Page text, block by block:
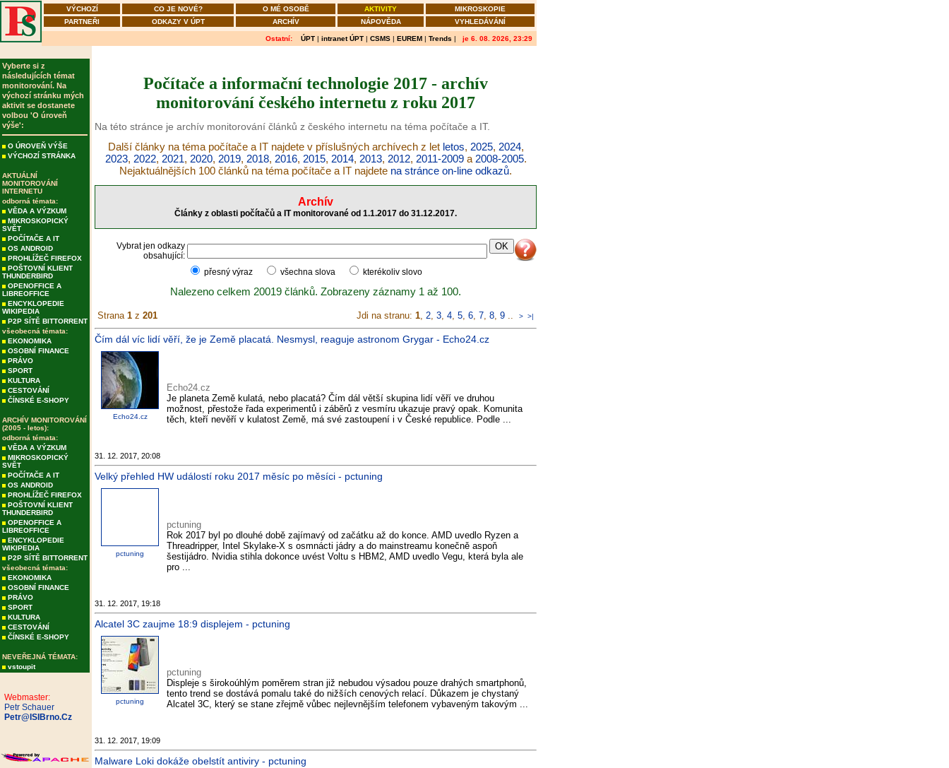
VÝCHOZÍ CO JE NOVÉ? O MÉ OSOBĚ AKTIVITY
MIKROSKOPIE
PARTNEŘI
ODKAZY V ÚPT ARCHÍV NÁPOVĚDA VYHLEDÁVÁNÍ
Ostatní: ÚPT | intranet ÚPT | CSMS | EUREM | Trends | je 6. 08. 2026, 23:29
Vyberte si z
následujících témat
monitorování. Na
výchozí stránku mých
aktivit se dostanete
volbou 'O úroveň
výše':
O ÚROVEŇ VÝŠE
VÝCHOZÍ STRÁNKA
AKTUÁLNÍ
MONITOROVÁNÍ
INTERNETU
odborná témata:
VĚDA A VÝZKUM
MIKROSKOPICKÝ
SVĚT
POČÍTAČE A IT
OS ANDROID
PROHLÍŽEČ FIREFOX
POŠTOVNÍ KLIENT
THUNDERBIRD
OPENOFFICE A
LIBREOFFICE
ENCYKLOPEDIE
WIKIPEDIA
P2P SÍTĚ BITTORRENT
všeobecná témata:
EKONOMIKA
OSOBNÍ FINANCE
PRÁVO
SPORT
KULTURA
CESTOVÁNÍ
ČÍNSKÉ E-SHOPY
ARCHÍV MONITOROVÁNÍ
(2005 - letos):
odborná témata:
VĚDA A VÝZKUM
MIKROSKOPICKÝ
SVĚT
POČÍTAČE A IT
OS ANDROID
PROHLÍŽEČ FIREFOX
POŠTOVNÍ KLIENT
THUNDERBIRD
OPENOFFICE A
LIBREOFFICE
ENCYKLOPEDIE
WIKIPEDIA
P2P SÍTĚ BITTORRENT
všeobecná témata:
EKONOMIKA
OSOBNÍ FINANCE
PRÁVO
SPORT
KULTURA
CESTOVÁNÍ
ČÍNSKÉ E-SHOPY
NEVEŘEJNÁ TÉMATA:
vstoupit
Webmaster:
Petr Schauer
Petr@ISIBrno.Cz
Počítače a informační technologie 2017 - archív
monitorování českého internetu z roku 2017
Na této stránce je archív monitorování článků z českého internetu na téma počítače a IT.
Další články na téma počítače a IT najdete v příslušných archívech z let letos, 2025, 2024,
2023, 2022, 2021, 2020, 2019, 2018, 2016, 2015, 2014, 2013, 2012, 2011-2009a 2008-2005.
Nejaktuálnějších 100 článků na téma počítače a IT najdete na stránce on-line odkazů.
Archív
Články z oblasti počítačů a IT monitorované od 1.1.2017 do 31.12.2017.
Vybrat jen odkazy
obsahující:
přesný výraz
všechna slova kterékoliv slovo
Nalezeno celkem 20019 článků. Zobrazeny záznamy 1 až 100.
Strana 1 z 201 Jdi na stranu: 1, 2, 3, 4, 5, 6, 7, 8, 9 .. > >|
Čím dál víc lidí věří, že je Země placatá. Nesmysl, reaguje astronom Grygar - Echo24.cz
Echo24.cz
Echo24.cz
Je planeta Země kulatá, nebo placatá? Čím dál větší skupina lidí věří ve druhou
možnost, přestože řada experimentů i záběrů z vesmíru ukazuje pravý opak. Komunita
těch, kteří nevěří v kulatost Země, má své zastoupení i v České republice. Podle ...
31. 12. 2017, 20:08
Velký přehled HW událostí roku 2017 měsíc po měsíci - pctuning
pctuning
pctuning
Rok 2017 byl po dlouhé době zajímavý od začátku až do konce. AMD uvedlo Ryzen a
Threadripper, Intel Skylake-X s osmnácti jádry a do mainstreamu konečně aspoň
šestijádro. Nvidia stihla dokonce uvést Voltu s HBM2, AMD uvedlo Vegu, která byla ale
pro ...
31. 12. 2017, 19:18
Alcatel 3C zaujme 18:9 displejem - pctuning
pctuning
pctuning
Displeje s širokoúhlým poměrem stran již nebudou výsadou pouze drahých smartphonů,
tento trend se dostává pomalu také do nižších cenových relací. Důkazem je chystaný
Alcatel 3C, který se stane zřejmě vůbec nejlevnějším telefonem vybaveným takovým ...
31. 12. 2017, 19:09
Malware Loki dokáže obelstít antiviry - pctuning